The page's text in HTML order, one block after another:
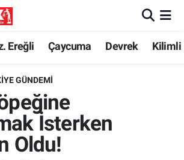
Ereğli Çaycuma Devrek Kilimli
GÜNDEMI
İsterken
Oldu!
Eczaneler
Durumu
Vakitleri
Yoğunluk Haritası